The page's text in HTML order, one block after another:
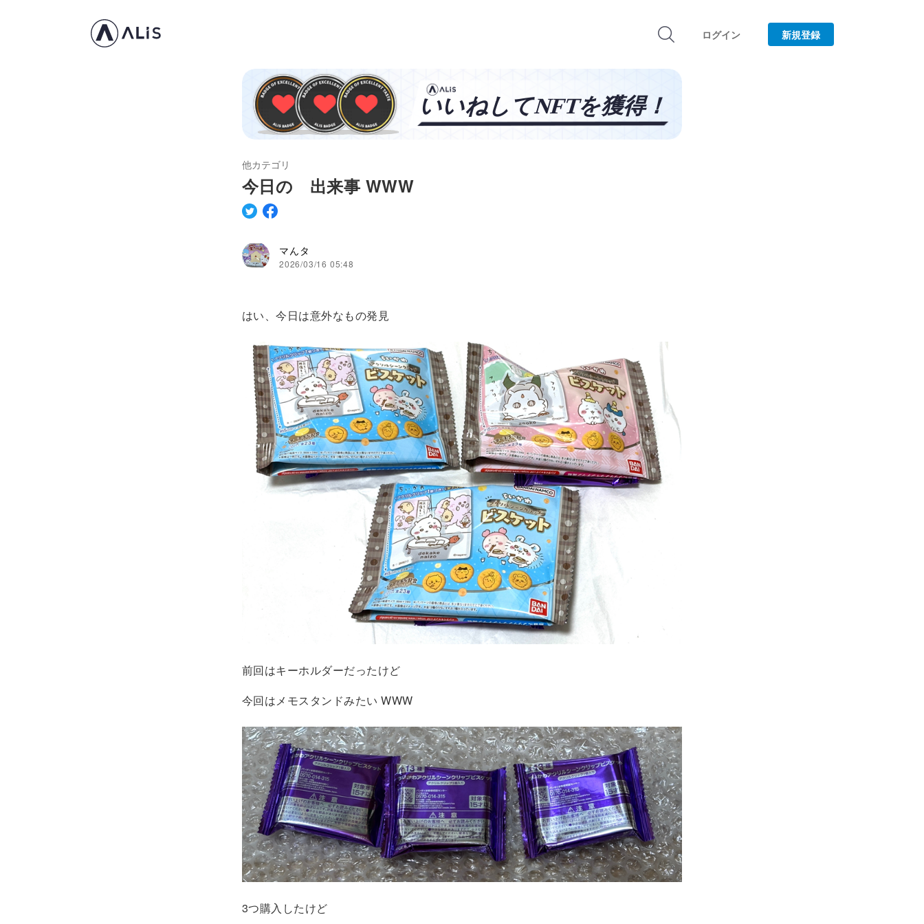
ログイン 新規登録
他カテゴリ
今日の 出来事 WWW
マんタ
2026/03/16 05:48
はい、今日は意外なもの発見
前回はキーホルダーだったけど
今回はメモスタンドみたい WWW
3つ購入したけど